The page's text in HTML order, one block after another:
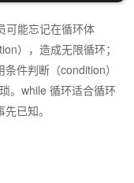
可能忘记在循环体
），造成无限循环；
件判断（condition）
。while 循环适合循环
已知。